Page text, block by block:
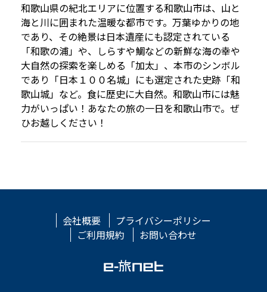
和歌山県の紀北エリアに位置する和歌山市は、山と
海と川に囲まれた温暖な都市です。万葉ゆかりの地
であり、その絶景は日本遺産にも認定されている
「和歌の浦」や、しらすや鯛などの新鮮な海の幸や
大自然の探索を楽しめる「加太」、本市のシンボル
であり「日本１００名城」にも選定された史跡「和
歌山城」など。食に歴史に大自然。和歌山市には魅
力がいっぱい！あなたの旅の一日を和歌山市で。ぜ
ひお越しください！
会社概要
プライバシーポリシー
ご利用規約
お問い合わせ